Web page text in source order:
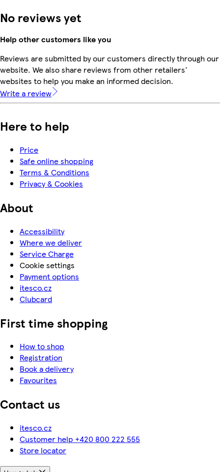
No reviews yet
Help other customers like you
Reviews are submitted by our customers directly through our
website. We also share reviews from other retailers'
websites to help you make an informed decision.
Write a review
Here to help
Price
Safe online shopping
Terms & Conditions
Privacy & Cookies
About
Accessibility
Where we deliver
Service Charge
Cookie settings
Payment options
itesco.cz
Clubcard
First time shopping
How to shop
Registration
Book a delivery
Favourites
Contact us
itesco.cz
Customer help +420 800 222 555
Store locator